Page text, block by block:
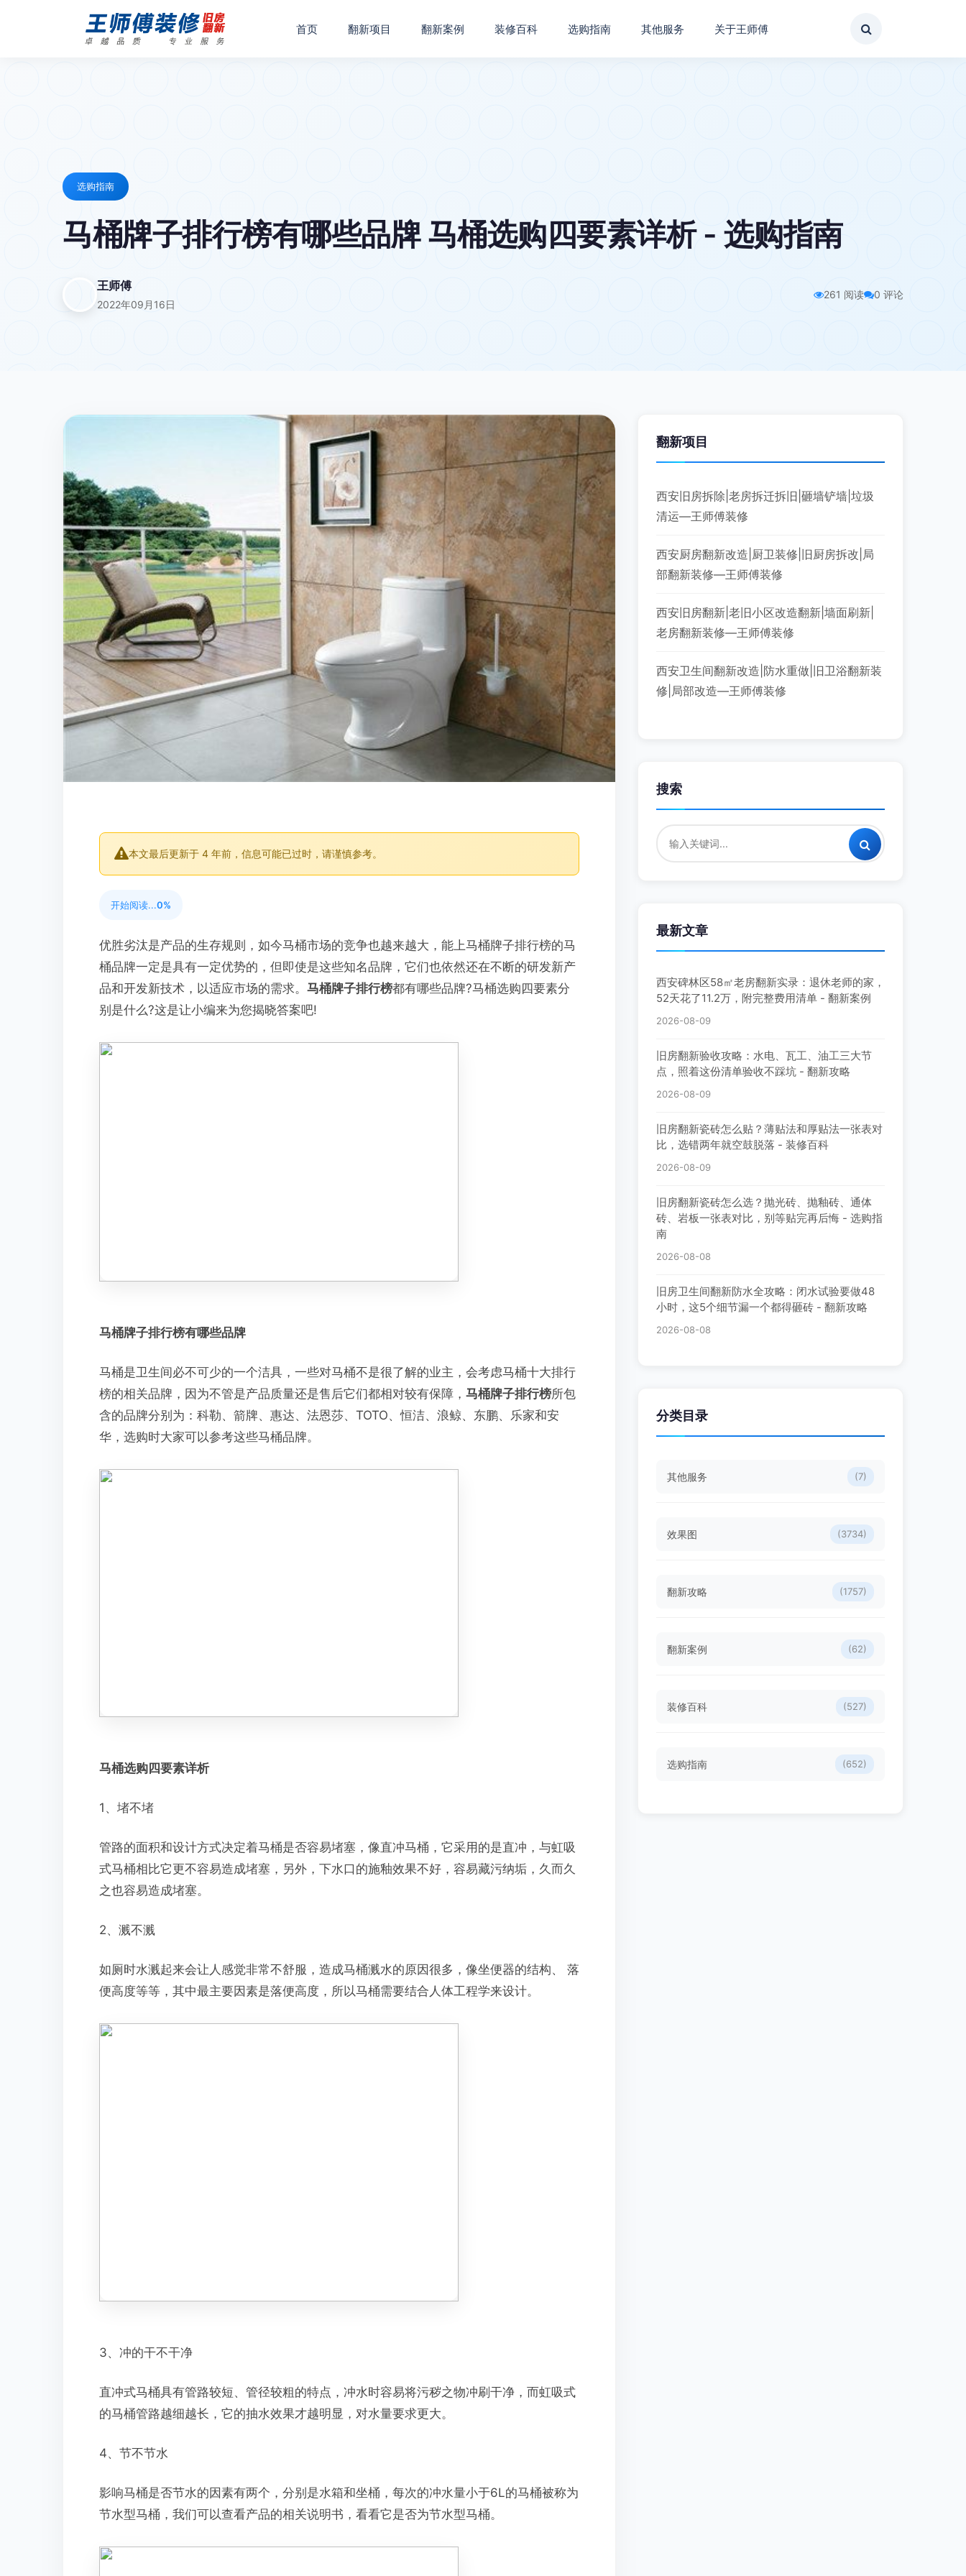
首页 翻新项目 翻新案例 装修百科 选购指南 其他服务 关于王师傅
选购指南
马桶牌子排行榜有哪些品牌 马桶选购四要素详析 - 选购指南
王师傅
2022年09月16日
261 阅读 0 评论
本文最后更新于 4 年前，信息可能已过时，请谨慎参考。
开始阅读...0%
优胜劣汰是产品的生存规则，如今马桶市场的竞争也越来越大，能上马桶牌子排行榜的马
桶品牌一定是具有一定优势的，但即使是这些知名品牌，它们也依然还在不断的研发新产
品和开发新技术，以适应市场的需求。 马桶牌子排行榜都有哪些品牌?马桶选购四要素分
别是什么?这是让小编来为您揭晓答案吧!
马桶牌子排行榜有哪些品牌
马桶是卫生间必不可少的一个洁具，一些对马桶不是很了解的业主，会考虑马桶十大排行
榜的相关品牌，因为不管是产品质量还是售后它们都相对较有保障， 马桶牌子排行榜所包
含的品牌分别为：科勒、箭牌、惠达、法恩莎、TOTO、恒洁、浪鲸、东鹏、乐家和安
华，选购时大家可以参考这些马桶品牌。
马桶选购四要素详析
1、堵不堵
管路的面积和设计方式决定着马桶是否容易堵塞，像直冲马桶，它采用的是直冲，与虹吸
式马桶相比它更不容易造成堵塞，另外，下水口的施釉效果不好，容易藏污纳垢，久而久
之也容易造成堵塞。
2、溅不溅
如厕时水溅起来会让人感觉非常不舒服，造成马桶溅水的原因很多，像坐便器的结构、 落
便高度等等，其中最主要因素是落便高度，所以马桶需要结合人体工程学来设计。
3、冲的干不干净
直冲式马桶具有管路较短、管径较粗的特点，冲水时容易将污秽之物冲刷干净，而虹吸式
的马桶管路越细越长，它的抽水效果才越明显，对水量要求更大。
4、节不节水
影响马桶是否节水的因素有两个，分别是水箱和坐桶，每次的冲水量小于6L的马桶被称为
节水型马桶，我们可以查看产品的相关说明书，看看它是否为节水型马桶。
翻新项目
西安旧房拆除|老房拆迁拆旧|砸墙铲墙|垃圾
清运—王师傅装修
西安厨房翻新改造|厨卫装修|旧厨房拆改|局
部翻新装修—王师傅装修
西安旧房翻新|老旧小区改造翻新|墙面刷新|
老房翻新装修—王师傅装修
西安卫生间翻新改造|防水重做|旧卫浴翻新装
修|局部改造—王师傅装修
搜索
最新文章
西安碑林区58㎡老房翻新实录：退休老师的家，
52天花了11.2万，附完整费用清单 - 翻新案例
2026-08-09
旧房翻新验收攻略：水电、瓦工、油工三大节
点，照着这份清单验收不踩坑 - 翻新攻略
2026-08-09
旧房翻新瓷砖怎么贴？薄贴法和厚贴法一张表对
比，选错两年就空鼓脱落 - 装修百科
2026-08-09
旧房翻新瓷砖怎么选？抛光砖、抛釉砖、通体
砖、岩板一张表对比，别等贴完再后悔 - 选购指
南
2026-08-08
旧房卫生间翻新防水全攻略：闭水试验要做48
小时，这5个细节漏一个都得砸砖 - 翻新攻略
2026-08-08
分类目录
其他服务 (7)
效果图 (3734)
翻新攻略 (1757)
翻新案例 (62)
装修百科 (527)
选购指南 (652)